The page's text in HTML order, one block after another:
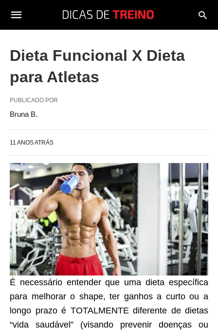
Dieta Funcional X Dieta
para Atletas
PUBLICADO POR
Bruna B.
11 ANOS ATRÁS
É necessário entender que uma dieta específica
para melhorar o shape, ter ganhos a curto ou a
longo prazo é TOTALMENTE diferente de dietas
“vida saudável” (visando prevenir doenças ou